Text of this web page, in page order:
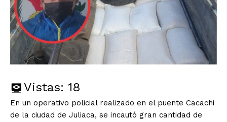
Vistas: 18
En un operativo policial realizado en el puente Cacachi
de la ciudad de Juliaca, se incautó gran cantidad de